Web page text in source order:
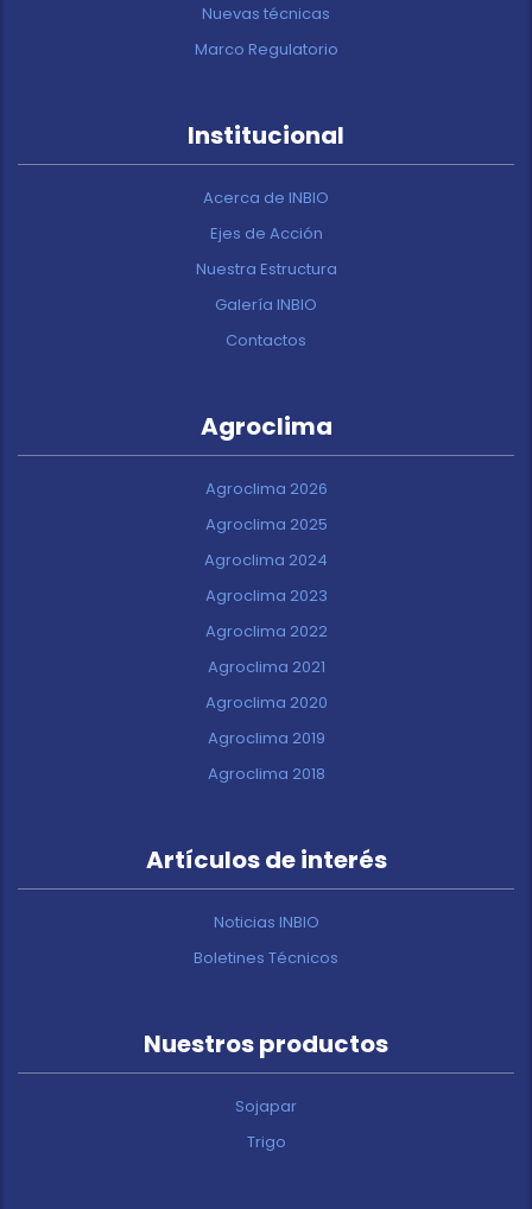
Nuevas técnicas
Marco Regulatorio
Institucional
Acerca de INBIO
Ejes de Acción
Nuestra Estructura
Galería INBIO
Contactos
Agroclima
Agroclima 2026
Agroclima 2025
Agroclima 2024
Agroclima 2023
Agroclima 2022
Agroclima 2021
Agroclima 2020
Agroclima 2019
Agroclima 2018
Artículos de interés
Noticias INBIO
Boletines Técnicos
Nuestros productos
Sojapar
Trigo